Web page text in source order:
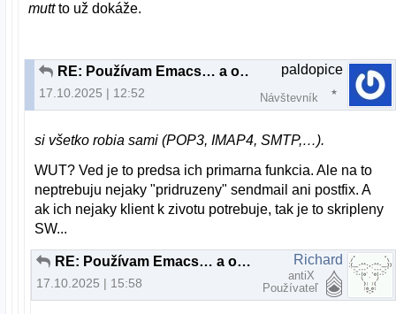
muttto už dokáže.
RE: Používam Emacs… a občas aj iné programy
17.10.2025 | 12:52
paldopice
Návštevník
si všetko robia sami (POP3, IMAP4, SMTP,…).
WUT? Ved je to predsa ich primarna funkcia. Ale na to
neptrebuju nejaky "pridruzeny" sendmail ani postfix. A
ak ich nejaky klient k zivotu potrebuje, tak je to skripleny
SW...
RE: Používam Emacs… a občas aj iné programy
17.10.2025 | 15:58
Richard
antiX
Používateľ